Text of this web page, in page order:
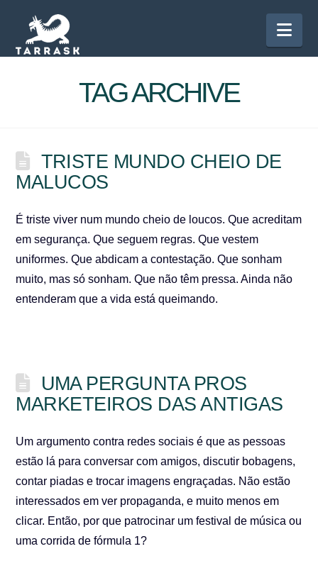
TAG ARCHIVE
TRISTE MUNDO CHEIO DE
MALUCOS
É triste viver num mundo cheio de loucos. Que acreditam
em segurança. Que seguem regras. Que vestem
uniformes. Que abdicam a contestação. Que sonham
muito, mas só sonham. Que não têm pressa. Ainda não
entenderam que a vida está queimando.
UMA PERGUNTA PROS
MARKETEIROS DAS ANTIGAS
Um argumento contra redes sociais é que as pessoas
estão lá para conversar com amigos, discutir bobagens,
contar piadas e trocar imagens engraçadas. Não estão
interessados em ver propaganda, e muito menos em
clicar. Então, por que patrocinar um festival de música ou
uma corrida de fórmula 1?